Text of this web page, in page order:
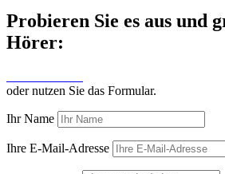
Probieren Sie es aus und
Hörer:
oder nutzen Sie das Formular.
Ihr Name
Ihre E-Mail-Adresse